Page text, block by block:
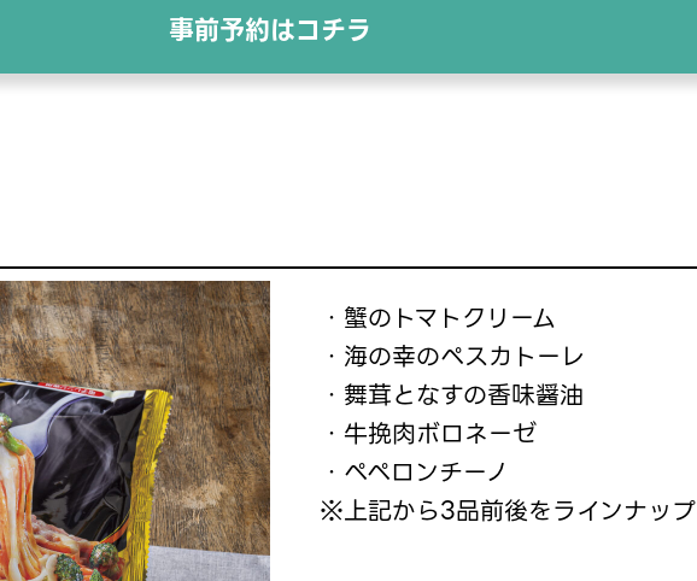
事前予約はコチラ
・蟹のトマトクリーム
・海の幸のペスカトーレ
・舞茸となすの香味醤油
・牛挽肉ボロネーゼ
・ペペロンチーノ
※上記から3品前後をラインナップ